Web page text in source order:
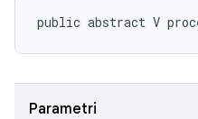
public abstract V
Parametri